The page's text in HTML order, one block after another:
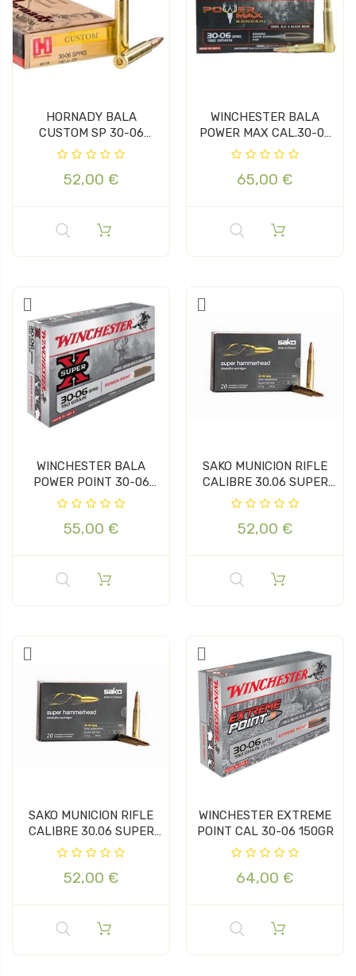
HORNADY BALA
CUSTOM SP 30-06
220GR
52,00 €
WINCHESTER BALA
POWER MAX CAL.30-06
180GR
65,00 €
WINCHESTER BALA
POWER POINT 30-06
150GR
55,00 €
SAKO MUNICION RIFLE
CALIBRE 30.06 SUPER
HAMMERH...
52,00 €
SAKO MUNICION RIFLE
CALIBRE 30.06 SUPER
HAMMERH...
52,00 €
WINCHESTER EXTREME
POINT CAL 30-06 150GR
64,00 €